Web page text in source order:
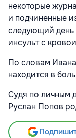
некоторые
и подчиненные
следующий день
инсульт с
По словам
находится в
Судя по личным
Руслан Попов